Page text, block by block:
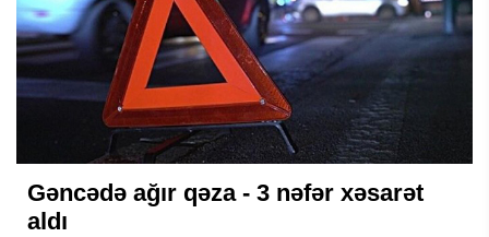
Gəncədə ağır qəza - 3 nəfər xəsarət
aldı